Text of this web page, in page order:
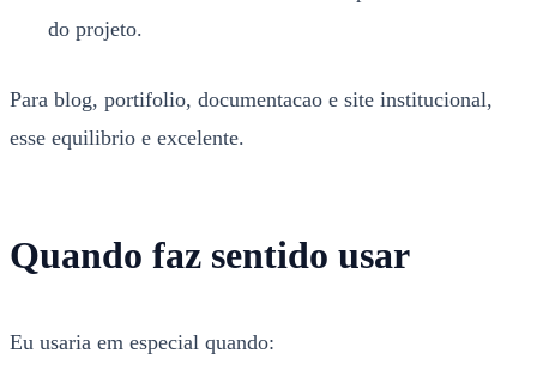
do projeto.
Para blog, portifolio, documentacao e site institucional,
esse equilibrio e excelente.
Quando faz sentido usar
Eu usaria em especial quando: